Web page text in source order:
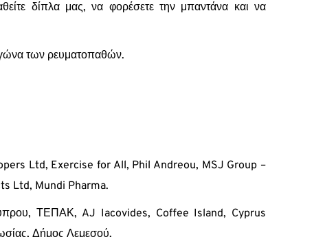
δίπλα μας, να φορέσετε την μπαντάνα και να
των ρευματοπαθών.
Ltd, Exercise for All, Phil Andreou, MSJ Group –
Ltd, Mundi Pharma.
ΤΕΠΑΚ, AJ Iacovides, Coffee Island, Cyprus